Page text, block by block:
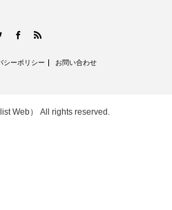
TwitterFacebook
シーポリシー お問い合わせ
Web） All rights reserved.